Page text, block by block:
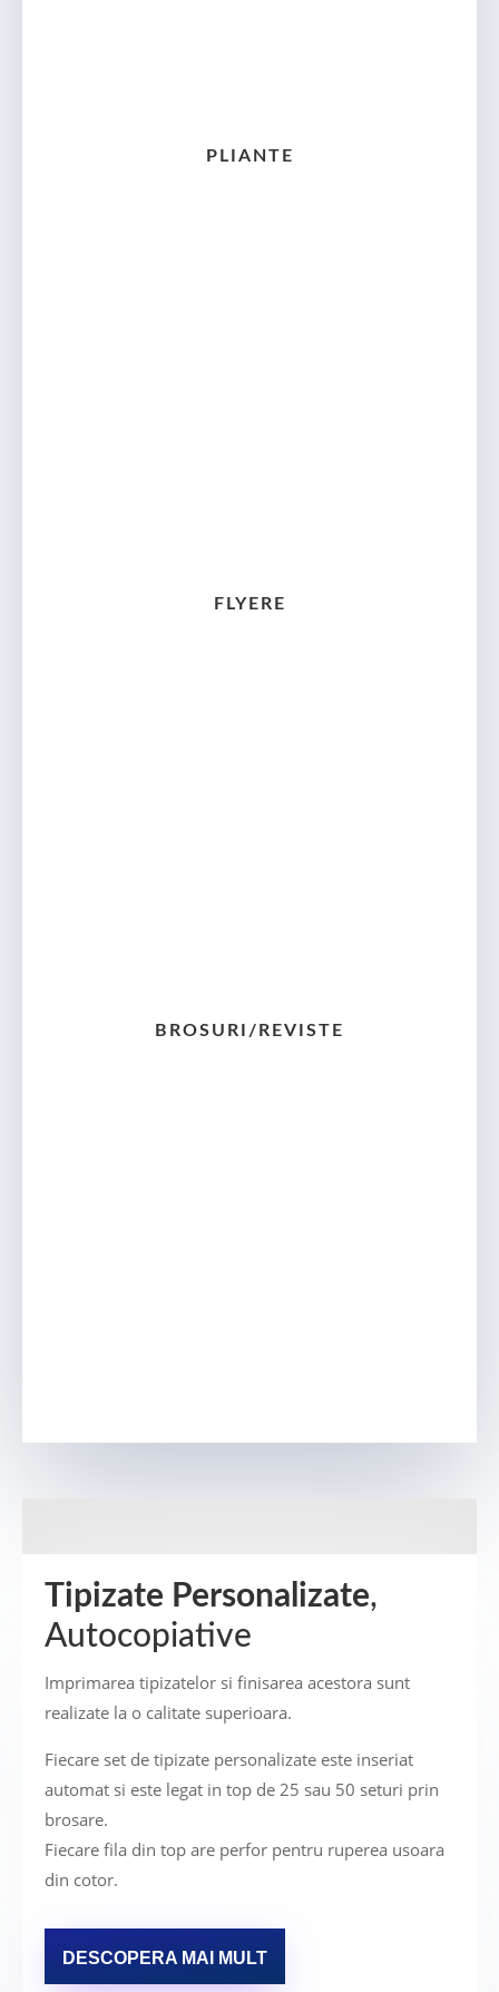
PLIANTE
FLYERE
BROSURI/REVISTE
Tipizate Personalizate,
Autocopiative
Imprimarea tipizatelor si finisarea acestora sunt
realizate la o calitate superioara.
Fiecare set de tipizate personalizate este inseriat
automat si este legat in top de 25 sau 50 seturi prin
brosare.
Fiecare fila din top are perfor pentru ruperea usoara
din cotor.
DESCOPERA MAI MULT